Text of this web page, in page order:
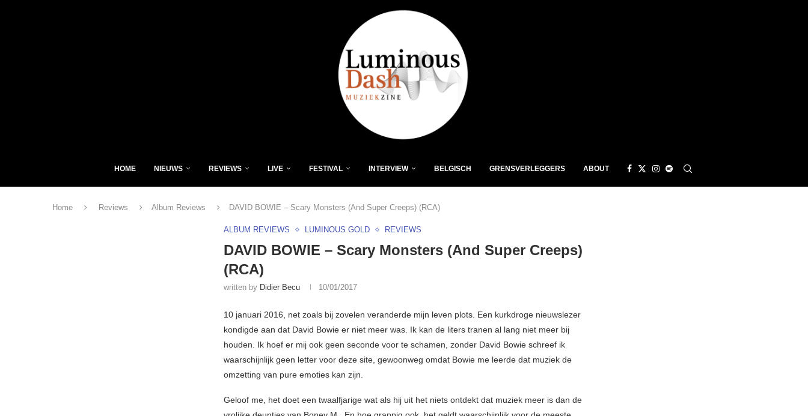
HOME NIEUWS REVIEWS LIVE FESTIVAL INTERVIEW BELGISCH GRENSVERLEGGERS ABOUT
Home Reviews Album Reviews DAVID BOWIE – Scary Monsters (And Super Creeps) (RCA)
ALBUM REVIEWS LUMINOUS GOLD REVIEWS
DAVID BOWIE – Scary Monsters (And Super Creeps)
(RCA)
written by Didier Becu 10/01/2017
10 januari 2016, net zoals bij zovelen veranderde mijn leven plots. Een kurkdroge nieuwslezer
kondigde aan dat David Bowie er niet meer was. Ik kan de liters tranen al lang niet meer bij
houden. Ik hoef er mij ook geen seconde voor te schamen, zonder David Bowie schreef ik
waarschijnlijk geen letter voor deze site, gewoonweg omdat Bowie me leerde dat muziek de
omzetting van pure emoties kan zijn.
Geloof me, het doet een twaalfjarige wat als hij uit het niets ontdekt dat muziek meer is dan de